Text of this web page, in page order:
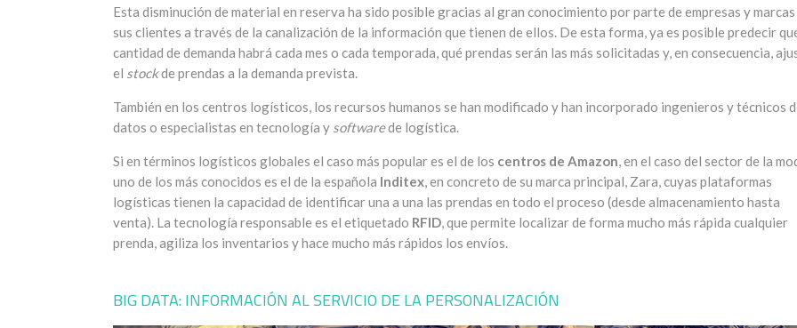
Esta disminución de material en reserva ha sido posible gracias al gran conocimiento por parte de empresas y marcas
sus clientes a través de la canalización de la información que tienen de ellos. De esta forma, ya es posible predecir
cantidad de demanda habrá cada mes o cada temporada, qué prendas serán las más solicitadas y, en consecuencia,
el stockde prendas a la demanda prevista.
También en los centros logísticos, los recursos humanos se han modificado y han incorporado ingenieros y técnicos
datos o especialistas en tecnología y softwarede logística.
Si en términos logísticos globales el caso más popular es el de los centros de Amazon, en el caso del sector de la
uno de los más conocidos es el de la española Inditex, en concreto de su marca principal, Zara, cuyas plataformas
logísticas tienen la capacidad de identificar una a una las prendas en todo el proceso (desde almacenamiento hasta
venta). La tecnología responsable es el etiquetado RFID, que permite localizar de forma mucho más rápida cualquier
prenda, agiliza los inventarios y hace mucho más rápidos los envíos.
BIG DATA: INFORMACIÓN AL SERVICIO DE LA PERSONALIZACIÓN